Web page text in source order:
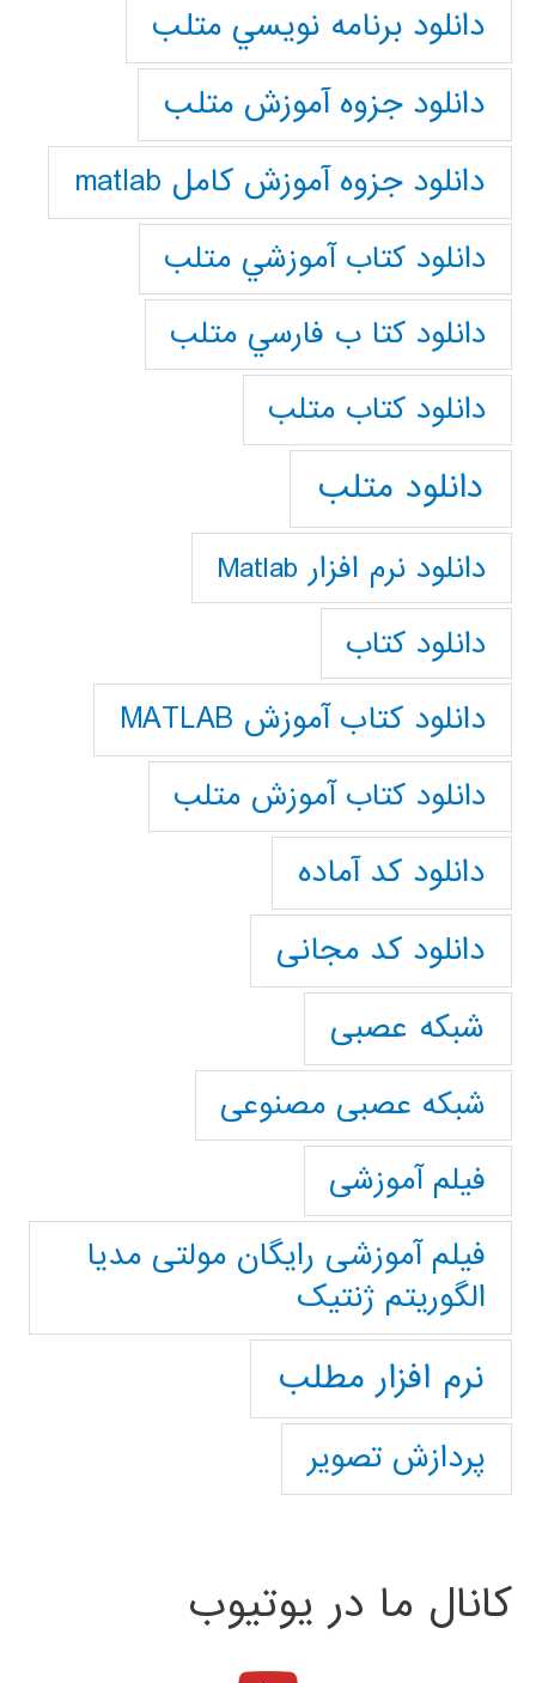
دانلود برنامه نويسي متلب
دانلود جزوه آموزش متلب
دانلود جزوه آموزش کامل matlab
دانلود كتاب آموزشي متلب
دانلود كتا ب فارسي متلب
دانلود كتاب متلب
دانلود متلب
دانلود نرم افزار Matlab
دانلود کتاب
دانلود کتاب آموزش MATLAB
دانلود کتاب آموزش متلب
دانلود کد آماده
دانلود کد مجانی
شبکه عصبی
شبکه عصبی مصنوعی
فیلم آموزشی
فیلم آموزشی رایگان مولتی مدیا
الگوریتم ژنتیک
نرم افزار مطلب
پردازش تصویر
کانال ما در یوتیوب